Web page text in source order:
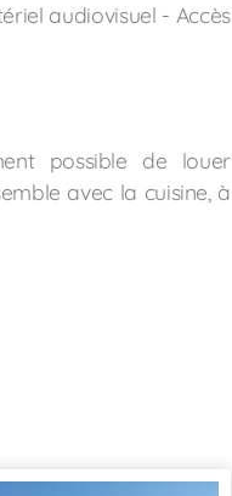
audiovisuel - Accès
possible de louer
avec la cuisine, à